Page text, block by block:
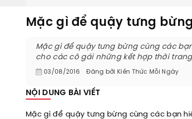
Mặc gì để quậy tưng
Mặc gì để quậy tưng bừng cùng các
cho các cô gái những kết hợp thời
03/08/2016 Đăng bởi Kiến Thức Mỗi Ngày
NỘI DUNG BÀI VIẾT
Mặc gì để quậy tưng bừng cùng các bạn